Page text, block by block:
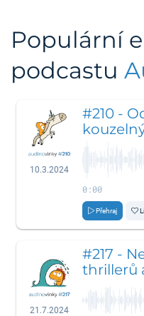
Populární
podcastu
10.3.2024
#210 -
0:00
Přehraj
21.7.2024
#217 -
thrillerů